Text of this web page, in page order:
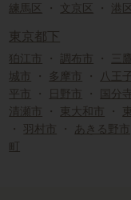
練馬区
・ 文京区 ・ 港区
東京都下
狛江市 ・ 調布市 ・ 三
城市
・ 多摩市 ・ 八王
平市
・ 日野市 ・ 国分寺
清瀬市
・ 東大和市 ・
・ 羽村市 ・ あきる野市
町